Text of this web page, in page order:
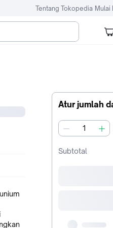
Tentang Tokopedia Mulai
Atur jumlah
jumlah
Subtotal